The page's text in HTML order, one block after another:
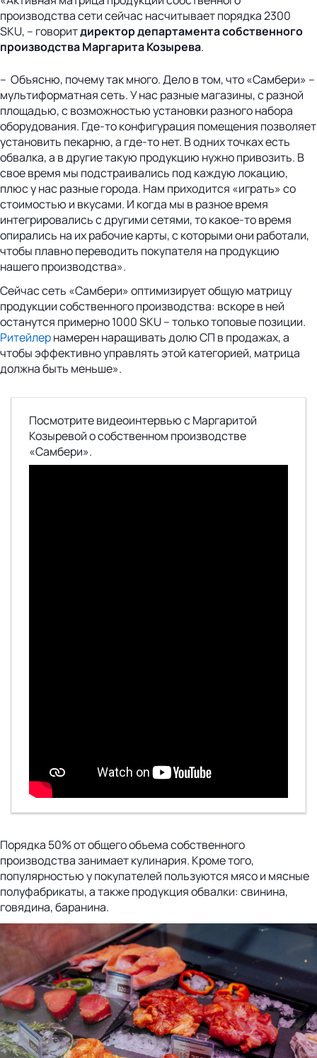
производства сети сейчас насчитывает порядка 2300
SKU, – говоритдиректор департамента собственного
производства Маргарита Козырева.
– Объясню, почему так много. Дело в том, что «Самбери» –
мультиформатная сеть. У нас разные магазины, с разной
площадью, с возможностью установки разного набора
оборудования. Где-то конфигурация помещения позволяет
установить пекарню, а где-то нет. В одних точках есть
обвалка, а в другие такую продукцию нужно привозить. В
свое время мы подстраивались под каждую локацию,
плюс у нас разные города. Нам приходится «играть» со
стоимостью и вкусами. И когда мы в разное время
интегрировались с другими сетями, то какое-то время
опирались на их рабочие карты, с которыми они работали,
чтобы плавно переводить покупателя на продукцию
нашего производства».
Сейчас сеть «Самбери» оптимизирует общую матрицу
продукции собственного производства: вскоре в ней
останутся примерно 1000 SKU – только топовые позиции.
Ритейлернамерен наращивать долю СП в продажах, а
чтобы эффективно управлять этой категорией, матрица
должна быть меньше».
Посмотрите видеоинтервью с Маргаритой
Козыревой о собственном производстве
«Самбери».
Порядка 50% от общего объема собственного
производства занимает кулинария. Кроме того,
популярностью у покупателей пользуются мясо и мясные
полуфабрикаты, а также продукция обвалки: свинина,
говядина, баранина.